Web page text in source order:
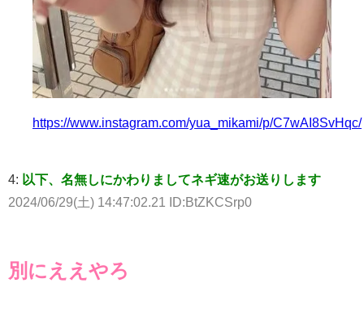
https://www.instagram.com/yua_mikami/p/C7wAI8SvHqc/
4: 以下、名無しにかわりましてネギ速がお送りします
2024/06/29(土) 14:47:02.21 ID:BtZKCSrp0
別にええやろ